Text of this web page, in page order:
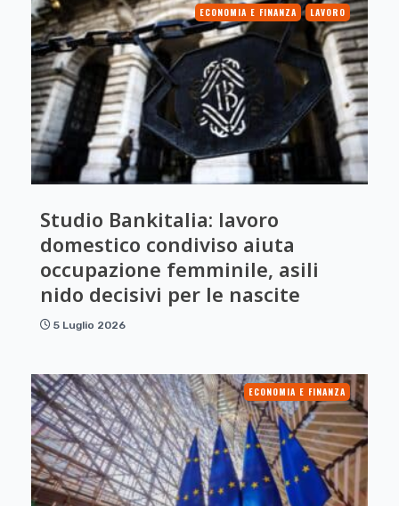
ECONOMIA E FINANZA LAVORO
Studio Bankitalia: lavoro
domestico condiviso aiuta
occupazione femminile, asili
nido decisivi per le nascite
5 Luglio 2026
ECONOMIA E FINANZA